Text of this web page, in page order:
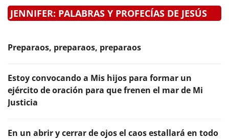
JENNIFER: PALABRAS Y PROFECÍAS DE JESÚS
Preparaos, preparaos, preparaos
Estoy convocando a Mis hijos para formar un
ejército de oración para que frenen el mar de Mi
Justicia
En un abrir y cerrar de ojos el caos estallará en todo